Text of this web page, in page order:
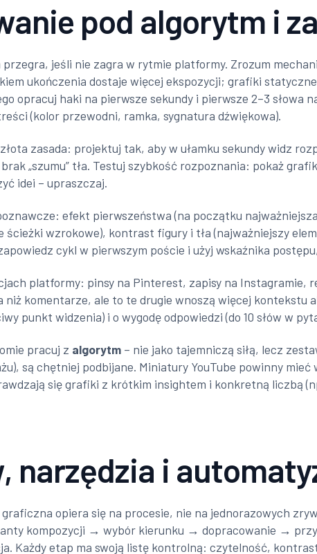
pod algorytm i
jeśli nie zagra w rytmie platformy. Zrozum
ukończenia dostaje więcej ekspozycji; grafiki
opracuj haki na pierwsze sekundy i pierwsze 2–3
(kolor przewodni, ramka, sygnatura dźwiękowa).
zasada: projektuj tak, aby w ułamku sekundy widz
„szumu” tła. Testuj szybkość rozpoznania: pokaż
idei – upraszczaj.
efekt pierwszeństwa (na początku
ścieżki wzrokowe), kontrast figury i tła (najważniejszy
cykl w pierwszym poście i użyj wskaźnika
platformy: pinsy na Pinterest, zapisy na Instagramie,
niż komentarze, ale to te drugie wnoszą więcej
punkt widzenia) i o wygodę odpowiedzi (do 10 słów w
pracuj z algorytm – nie jako tajemniczą siłą, lecz
są chętniej podbijane. Miniatury YouTube powinny
się grafiki z krótkim insightem i konkretną liczbą
narzędzia i
opiera się na procesie, nie na jednorazowych
kompozycji → wybór kierunku → dopracowanie →
Każdy etap ma swoją listę kontrolną: czytelność,